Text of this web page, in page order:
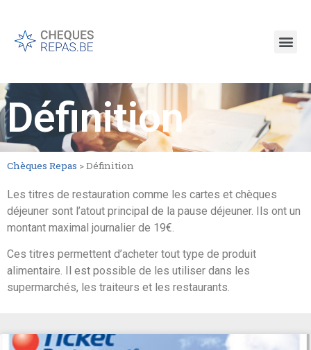
Définition
Chèques Repas >Définition
Les titres de restauration comme les cartes et chèques
déjeuner sont l’atout principal de la pause déjeuner. Ils ont un
montant maximal journalier de 19€.
Ces titres permettent d’acheter tout type de produit
alimentaire. Il est possible de les utiliser dans les
supermarchés, les traiteurs et les restaurants.